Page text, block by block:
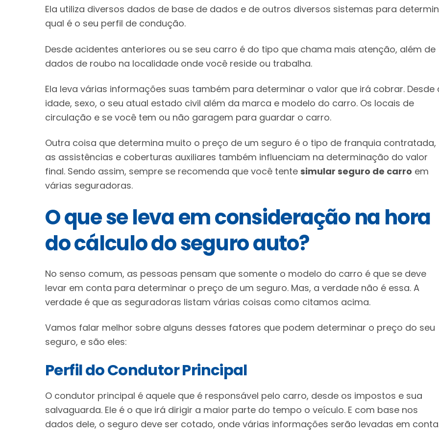
Ela utiliza diversos dados de base de dados e de outros diversos sistemas para
qual é o seu perfil de condução.
Desde acidentes anteriores ou se seu carro é do tipo que chama mais atenção, além de
dados de roubo na localidade onde você reside ou trabalha.
Ela leva várias informações suas também para determinar o valor que irá cobrar. Desde
idade, sexo, o seu atual estado civil além da marca e modelo do carro. Os locais de
circulação e se você tem ou não garagem para guardar o carro.
Outra coisa que determina muito o preço de um seguro é o tipo de franquia contratada,
as assistências e coberturas auxiliares também influenciam na determinação do valor
final. Sendo assim, sempre se recomenda que você tente simular seguro de carro em
várias seguradoras.
O que se leva em consideração na hora
do cálculo do seguro auto?
No senso comum, as pessoas pensam que somente o modelo do carro é que se deve
levar em conta para determinar o preço de um seguro. Mas, a verdade não é essa. A
verdade é que as seguradoras listam várias coisas como citamos acima.
Vamos falar melhor sobre alguns desses fatores que podem determinar o preço do seu
seguro, e são eles:
Perfil do Condutor Principal
O condutor principal é aquele que é responsável pelo carro, desde os impostos e sua
salvaguarda. Ele é o que irá dirigir a maior parte do tempo o veículo. E com base nos
dados dele, o seguro deve ser cotado, onde várias informações serão levadas em